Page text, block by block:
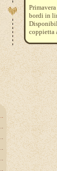
bordi in
coppietta